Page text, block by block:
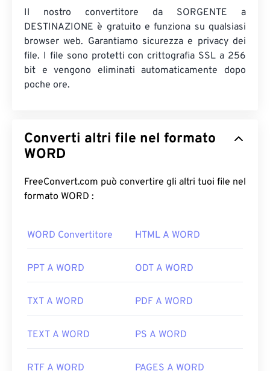
Il nostro convertitore da SORGENTE a
DESTINAZIONE è gratuito e funziona su qualsiasi
browser web. Garantiamo sicurezza e privacy dei
file. I file sono protetti con crittografia SSL a 256
bit e vengono eliminati automaticamente dopo
poche ore.
Converti altri file nel formato
WORD
FreeConvert.com può convertire gli altri tuoi file nel
formato WORD :
WORD Convertitore HTML A WORD
PPT A WORD ODT A WORD
TXT A WORD PDF A WORD
TEXT A WORD PS A WORD
RTF A WORD PAGES A WORD